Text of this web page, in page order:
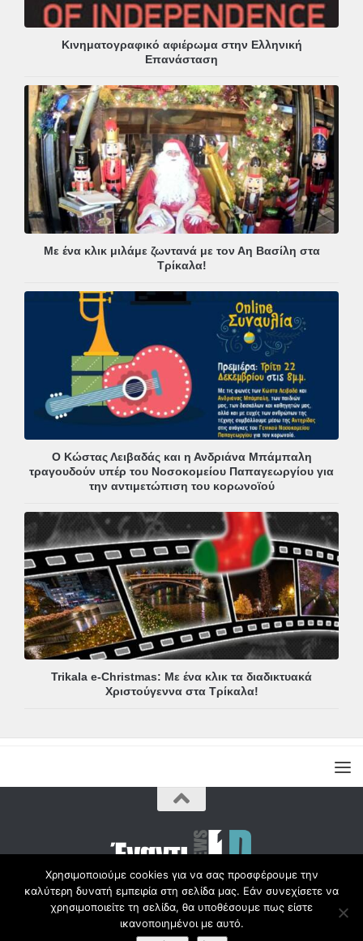
Κινηματογραφικό αφιέρωμα στην Ελληνική
Επανάσταση
Με ένα κλικ μιλάμε ζωντανά με τον Αη Βασίλη στα
Τρίκαλα!
Ο Κώστας Λειβαδάς και η Ανδριάνα Μπάμπαλη
τραγουδούν υπέρ του Νοσοκομείου Παπαγεωργίου για
την αντιμετώπιση του κορωνοϊού
Trikala e-Christmas: Με ένα κλικ τα διαδικτυακά
Χριστούγεννα στα Τρίκαλα!
Copyright © Radio1d.gr 2012-2017 |
Χρησιμοποιούμε cookies για να σας προσφέρουμε την
καλύτερη δυνατή εμπειρία στη σελίδα μας. Εάν συνεχίσετε να
χρησιμοποιείτε τη σελίδα, θα υποθέσουμε πως είστε
ικανοποιημένοι με αυτό.